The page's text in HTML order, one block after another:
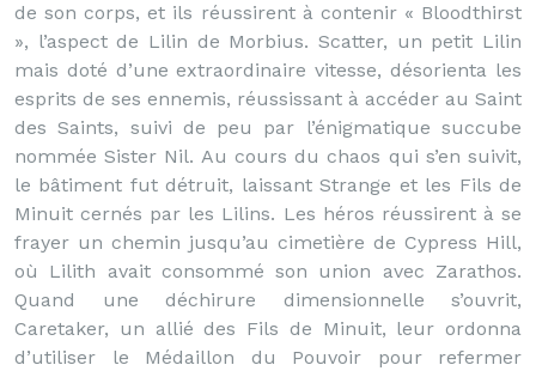
de son corps, et ils réussirent à contenir « Bloodthirst
», l’aspect de Lilin de Morbius. Scatter, un petit Lilin
mais doté d’une extraordinaire vitesse, désorienta les
esprits de ses ennemis, réussissant à accéder au Saint
des Saints, suivi de peu par l’énigmatique succube
nommée Sister Nil. Au cours du chaos qui s’en suivit,
le bâtiment fut détruit, laissant Strange et les Fils de
Minuit cernés par les Lilins. Les héros réussirent à se
frayer un chemin jusqu’au cimetière de Cypress Hill,
où Lilith avait consommé son union avec Zarathos.
Quand une déchirure dimensionnelle s’ouvrit,
Caretaker, un allié des Fils de Minuit, leur ordonna
d’utiliser le Médaillon du Pouvoir pour refermer